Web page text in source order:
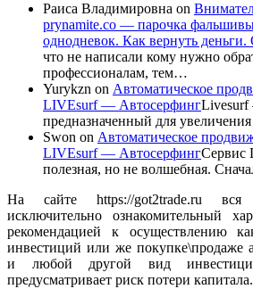
Раиса Владимировна on
prynamite.co — парочка
однодневок. Как вернуть
что не написали кому нужно
профессионалам, тем…
Yurykzn on Автоматическое
LIVEsurf — АвтосерфингLivesurf
предназначенный для
Swon on Автоматическое
LIVEsurf — АвтосерфингСервис
полезная, но не волшебная.
На сайте https://got2trade.ru
исключительно ознакомительный
рекомендацией к осуществлению
инвестиций или же покупке\продаже
и любой другой вид
предусматривает риск потери капитала.